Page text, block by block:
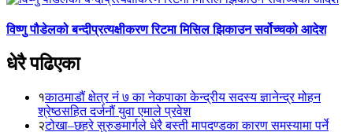
विष्णु पौडेलको बन्दीप्रत्यक्षीकरण रिटमा मिसिल झिकाउन सर्वोच्चको आदेश
धेरै पढिएका
१काठमाडौं क्षेत्र नं ७ का नेकपाका केन्द्रीय सदस्य ज्ञानेन्द्र मोहन
श्रेष्ठसहित दर्जनौं युवा एमाले प्रवेश
२टोखा–छहरे सुरुङमार्गले धेरै बस्ती मापदण्डका कारण समस्यामा पर्ने